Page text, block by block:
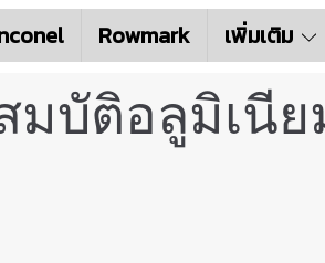
Rowmark เพิ่มเติม
บัติอลูมิเนีย